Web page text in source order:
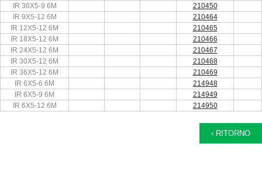
IR 36X5-9 6M
210450
IR 9X5-12 6M
210464
IR 12X5-12 6M
210465
IR 18X5-12 6M
210466
IR 24X5-12 6M
210467
IR 30X5-12 6M
210468
IR 36X5-12 6M
210469
IR 6X5-6 6M
214948
IR 6X5-9 6M
214949
IR 6X5-12 6M
214950
‹ RITORNO